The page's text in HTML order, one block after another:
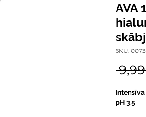
AVA
SKU:
pH 3,5